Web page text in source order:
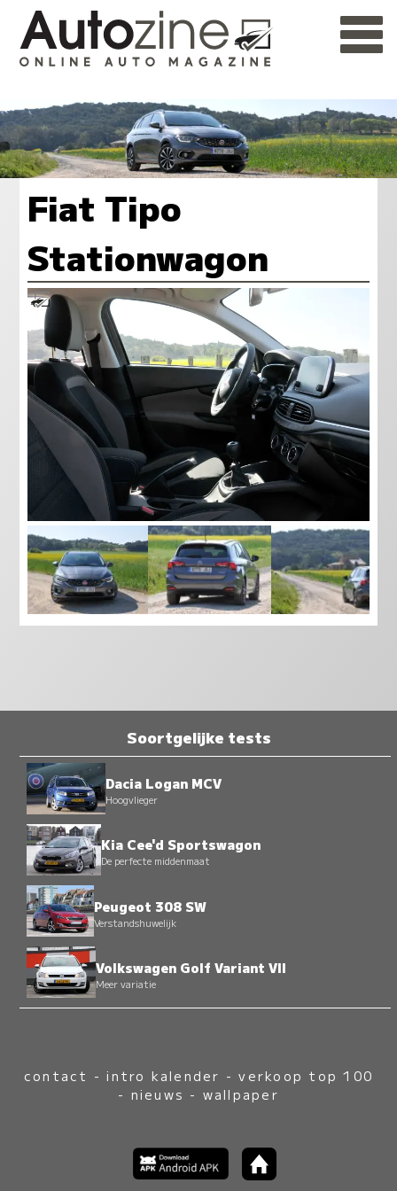
Fiat Tipo
Stationwagon
Soortgelijke tests
Dacia Logan MCV
Hoogvlieger
Kia Cee'd Sportswagon
De perfecte middenmaat
Peugeot 308 SW
Verstandshuwelijk
Volkswagen Golf Variant VII
Meer variatie
contact -intro kalender -verkoop top 100
- nieuws - wallpaper